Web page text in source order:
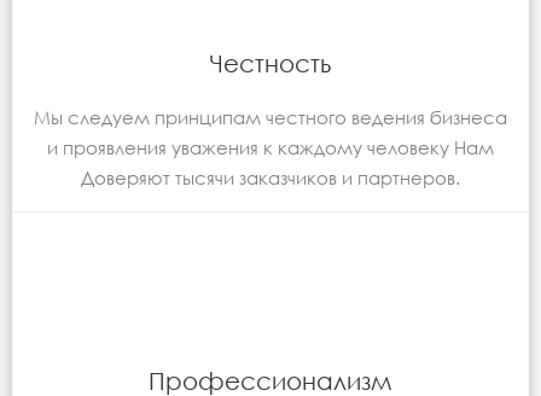
Честность
Мы следуем принципам честного ведения бизнеса
и проявления уважения к каждому человеку Нам
Доверяют тысячи заказчиков и партнеров.
Профессионализм